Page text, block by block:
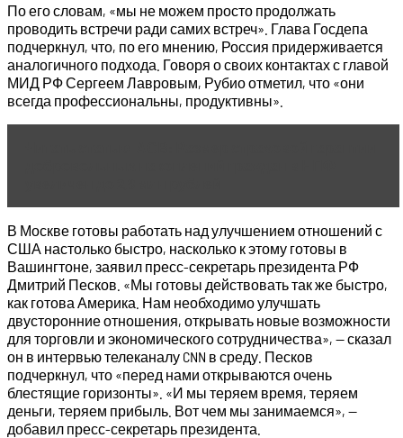
По его словам, «мы не можем просто продолжать
проводить встречи ради самих встреч». Глава Госдепа
подчеркнул, что, по его мнению, Россия придерживается
аналогичного подхода. Говоря о своих контактах с главой
МИД РФ Сергеем Лавровым, Рубио отметил, что «они
всегда профессиональны, продуктивны».
В Москве готовы работать над улучшением отношений с
США настолько быстро, насколько к этому готовы в
Вашингтоне, заявил пресс-секретарь президента РФ
Дмитрий Песков. «Мы готовы действовать так же быстро,
как готова Америка. Нам необходимо улучшать
двусторонние отношения, открывать новые возможности
для торговли и экономического сотрудничества», — сказал
он в интервью телеканалу CNN в среду. Песков
подчеркнул, что «перед нами открываются очень
блестящие горизонты». «И мы теряем время, теряем
деньги, теряем прибыль. Вот чем мы занимаемся», —
добавил пресс-секретарь президента.